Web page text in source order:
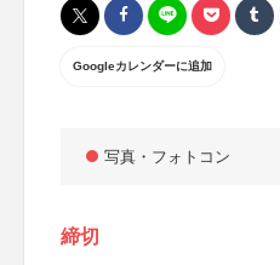
Googleカレンダーに追加
写真・フォトコン
締切